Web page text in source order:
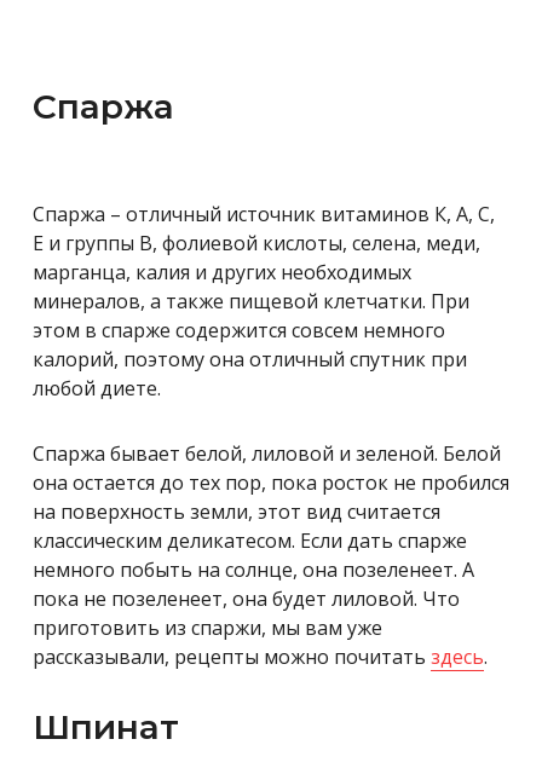
Спаржа
Спаржа – отличный источник витаминов К, А, С,
Е и группы В, фолиевой кислоты, селена, меди,
марганца, калия и других необходимых
минералов, а также пищевой клетчатки. При
этом в спарже содержится совсем немного
калорий, поэтому она отличный спутник при
любой диете.
Спаржа бывает белой, лиловой и зеленой. Белой
она остается до тех пор, пока росток не пробился
на поверхность земли, этот вид считается
классическим деликатесом. Если дать спарже
немного побыть на солнце, она позеленеет. А
пока не позеленеет, она будет лиловой. Что
приготовить из спаржи, мы вам уже
рассказывали, рецепты можно почитать здесь.
Шпинат